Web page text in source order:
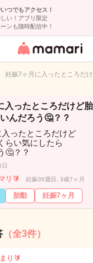
つでもアクセス！
い！アプリ限定
ンも随時配信中！
女性専用匿名QA
イト
妊娠7ヶ月に入ったところだ
入ったところだけど
んだろう🤔？？
ったところだけど
らい気にしたら
🤔？？
リ🔰 妊娠36週目, 3歳7ヶ月
胎動 妊娠7ヶ月
（全3件）
り🔰